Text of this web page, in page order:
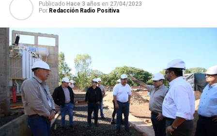
Publicado Hace 3 años en 27/04/2023
Por Redacción Radio Positiva